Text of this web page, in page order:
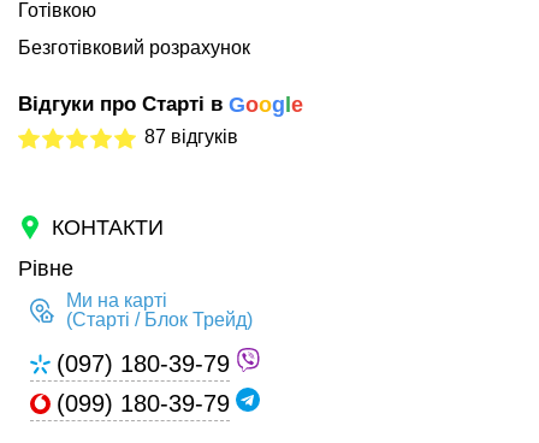
Готівкою
Безготівковий розрахунок
Відгуки про Старті в Goog e
87 відгуків
КОНТАКТИ
Рівне
Ми на карті
(Старті / Блок Трейд)
(097) 180-39-79
(099) 180-39-79